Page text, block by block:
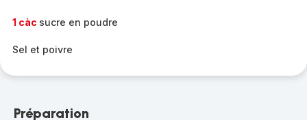
1 càc sucre en poudre
Sel et poivre
Préparation